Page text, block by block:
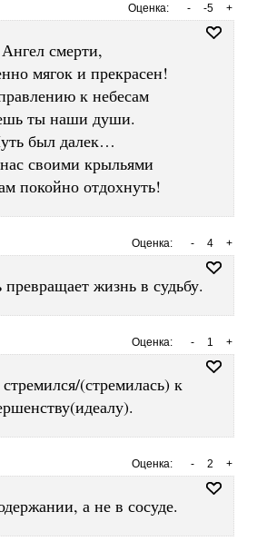
Оценка: +
-5
-
Ангел смерти,
мягок и прекрасен!
к небесам
ты наши души.
был далек…
своими крыльями
покойно отдохнуть!
Оценка: +
4
-
превращает жизнь в судьбу.
Оценка: +
1
-
(стремилась) к
Оценка: +
2
-
а не в сосуде.